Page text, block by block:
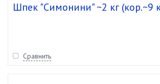
Шпек "Симонини" ~2 кг (кор.~9
Сравнить